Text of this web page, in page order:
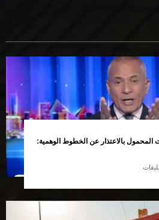
بالاعتذار عن الخطوط الوهمية: